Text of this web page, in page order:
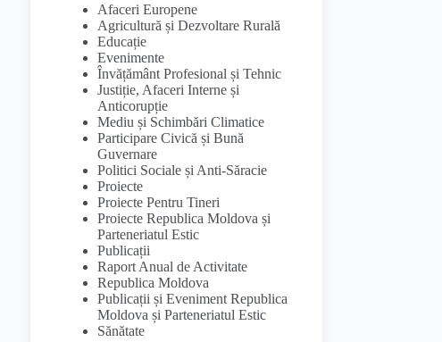
Afaceri Europene
Agricultură și Dezvoltare Rurală
Educație
Evenimente
Învățământ Profesional și Tehnic
Justiție, Afaceri Interne și
Anticorupție
Mediu și Schimbări Climatice
Participare Civică și Bună
Guvernare
Politici Sociale și Anti-Săracie
Proiecte
Proiecte Pentru Tineri
Proiecte Republica Moldova și
Parteneriatul Estic
Publicații
Raport Anual de Activitate
Republica Moldova
Publicații și Eveniment Republica
Moldova și Parteneriatul Estic
Sănătate